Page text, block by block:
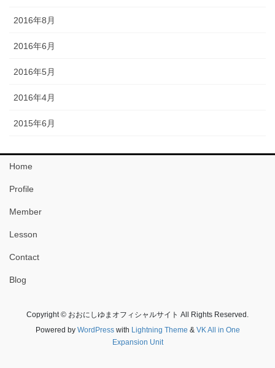
2016年8月
2016年6月
2016年5月
2016年4月
2015年6月
Home
Profile
Member
Lesson
Contact
Blog
Copyright © おおにしゆまオフィシャルサイト All Rights Reserved.
Powered by WordPresswith Lightning Theme & VK All in One
Expansion Unit